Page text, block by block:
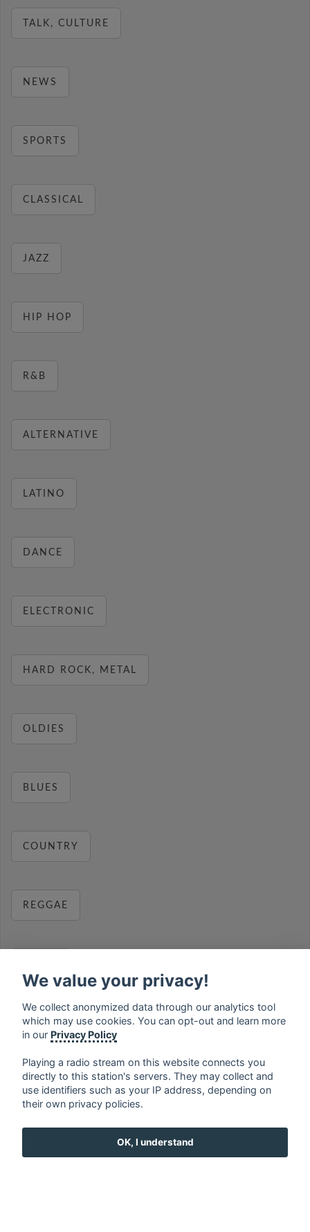
TALK, CULTURE
NEWS
SPORTS
CLASSICAL
JAZZ
HIP HOP
R&B
ALTERNATIVE
LATINO
DANCE
ELECTRONIC
HARD ROCK, METAL
OLDIES
BLUES
COUNTRY
REGGAE
MUSIC
français ⋅ english ⋅ deutsch
ελληνικά
⋅ norsk ⋅ suomi
We value your privacy!
We collect anonymized data through our analytics tool
which may use cookies. You can opt-out and learn more
in our Privacy Policy
Playing a radio stream on this website connects you
directly to this station's servers. They may collect and
use identifiers such as your IP address, depending on
their own privacy policies.
OK, I understand